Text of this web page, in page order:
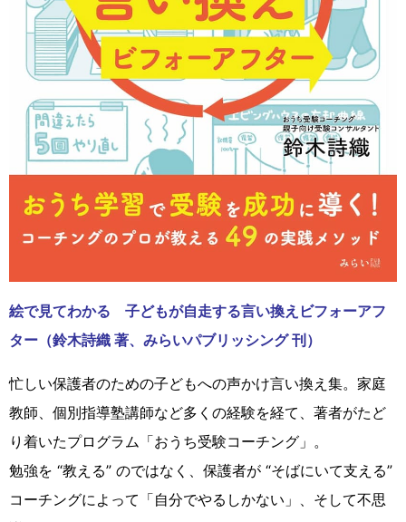
絵で見てわかる 子どもが自走する言い換えビフォーアフ
ター（鈴木詩織 著、みらいパブリッシング 刊）
忙しい保護者のための子どもへの声かけ言い換え集。家庭
教師、個別指導塾講師など多くの経験を経て、著者がたど
り着いたプログラム「おうち受験コーチング」。
勉強を “教える” のではなく、保護者が “そばにいて支える”
コーチングによって「自分でやるしかない」、そして不思